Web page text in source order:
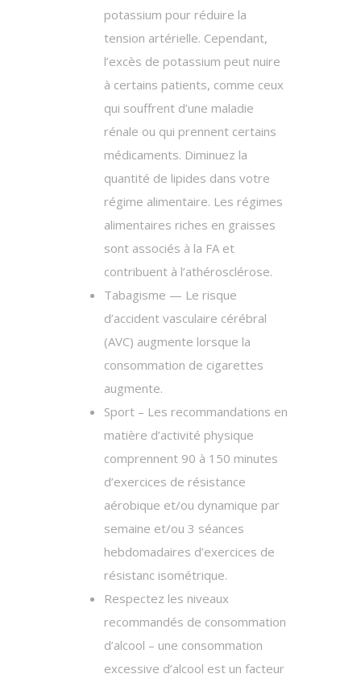
potassium pour réduire la
tension artérielle. Cependant,
l’excès de potassium peut nuire
à certains patients, comme ceux
qui souffrent d’une maladie
rénale ou qui prennent certains
médicaments. Diminuez la
quantité de lipides dans votre
régime alimentaire. Les régimes
alimentaires riches en graisses
sont associés à la FA et
contribuent à l’athérosclérose.
Tabagisme — Le risque
d’accident vasculaire cérébral
(AVC) augmente lorsque la
consommation de cigarettes
augmente.
Sport – Les recommandations en
matière d’activité physique
comprennent 90 à 150 minutes
d’exercices de résistance
aérobique et/ou dynamique par
semaine et/ou 3 séances
hebdomadaires d’exercices de
résistanc isométrique.
Respectez les niveaux
recommandés de consommation
d’alcool – une consommation
excessive d’alcool est un facteur